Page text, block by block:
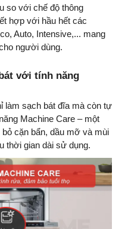
so với chế độ thông
hợp với hầu hết các
Auto, Intensive,... mang
người dùng.
với tính năng
làm sạch bát đĩa mà còn tự
Machine Care – một
cặn bẩn, dầu mỡ và mùi
thời gian dài sử dụng.